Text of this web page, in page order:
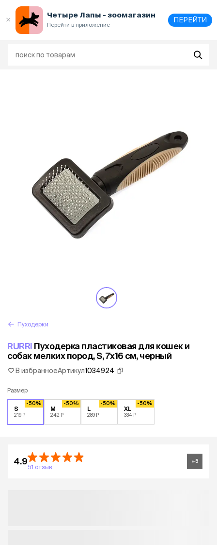
Четыре Лапы - зоомагазин
Перейти в приложение
ПЕРЕЙТИ
Пуходерки
RURRI Пуходерка пластиковая для кошек и
собак мелких пород, S, 7x16 см, черный
В избранноеАртикул1034924
Размер
S
219 ₽
-50%
M
242 ₽
-50%
L
289 ₽
-50%
XL
334 ₽
-50%
4.9
51 отзыв
+5